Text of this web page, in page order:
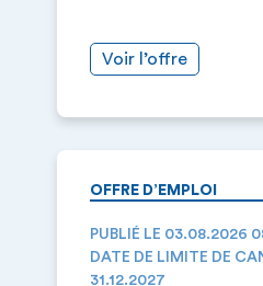
Voir l’offre
OFFRE D’EMPLOI
PUBLIÉ LE 03.08.2026
DATE DE LIMITE DE
31.12.2027